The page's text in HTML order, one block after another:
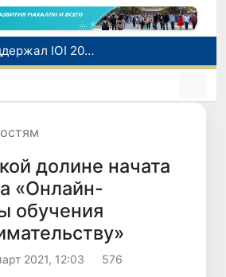
В Узбекистане 13 августа пройдет очередное тестирование по нострификации зарубежных дипломов
Узбекистан расширяет торгово-экономическое и инвестиционное сотрудничество с провинцией Цзянсу Китая
долине начата
«Онлайн-
обучения
2021, 12:03 576